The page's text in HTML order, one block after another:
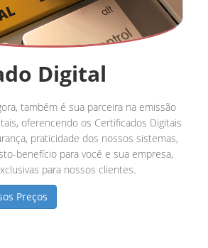
Digital
também é sua parceira na emissão
oferencendo os Certificados Digitais
praticidade dos nossos sistemas,
benefício para você e sua empresa,
para nossos clientes.
Preços